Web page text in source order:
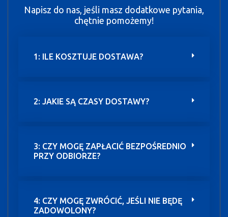
Napisz do nas, jeśli masz dodatkowe pytania,
chętnie pomożemy!
1: ILE KOSZTUJE DOSTAWA?
2: JAKIE SĄ CZASY DOSTAWY?
3: CZY MOGĘ ZAPŁACIĆ BEZPOŚREDNIO
PRZY ODBIORZE?
4: CZY MOGĘ ZWRÓCIĆ, JEŚLI NIE BĘDĘ
ZADOWOLONY?